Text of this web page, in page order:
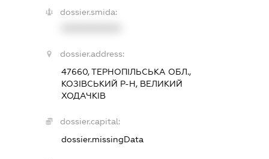
dossier.smida:
dossier.address:
47660, ТЕРНОПІЛЬСЬКА ОБЛ.,
КОЗІВСЬКИЙ Р-Н, ВЕЛИКИЙ
ХОДАЧКІВ
dossier.capital:
dossier.missingData